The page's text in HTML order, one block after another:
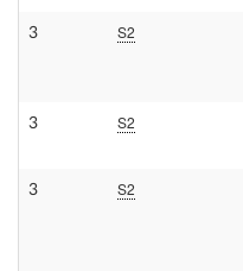
3 S2
3 S2
3 S2